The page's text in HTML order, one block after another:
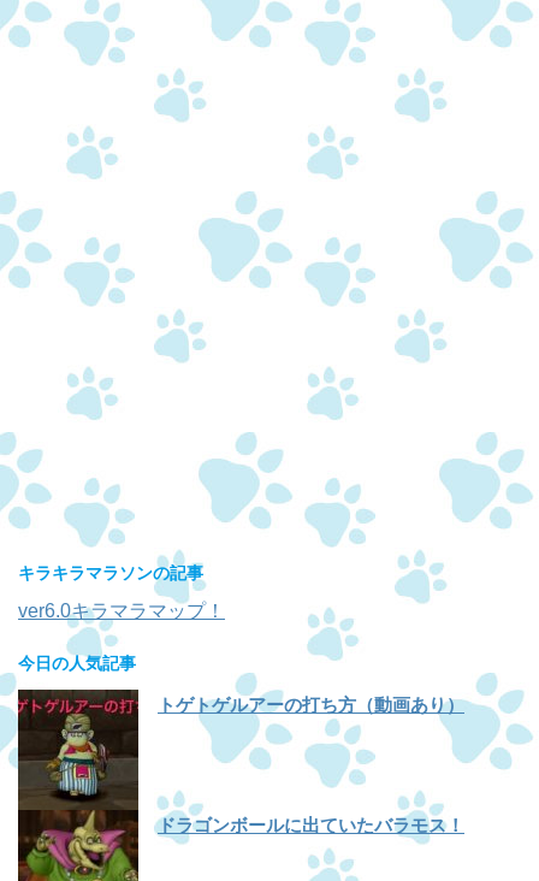
キラキラマラソンの記事
ver6.0キラマラマップ！
今日の人気記事
トゲトゲルアーの打ち方（動画あり）
ドラゴンボールに出ていたバラモス！